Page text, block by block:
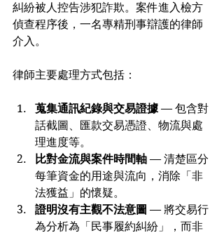
糾紛被人控告涉犯詐欺。案件進入檢方
偵查程序後，一名專精刑事辯護的律師
介入。
律師主要處理方式包括：
蒐集通訊紀錄與交易證據 — 包含對
話截圖、匯款交易憑證、物流與處
理進度等。
比對金流與案件時間軸 — 清楚區分
每筆資金的用途與流向，消除「非
法獲益」的懷疑。
證明沒有主觀不法意圖 — 將交易行
為分析為「民事履約糾紛」，而非